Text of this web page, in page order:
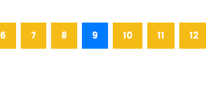
6 7 8 9 10 11 12